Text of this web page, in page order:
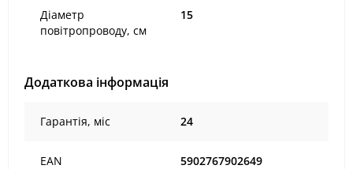
Діаметр
повітропроводу, см
15
Додаткова інформація
Гарантія, міс 24
EAN 5902767902649